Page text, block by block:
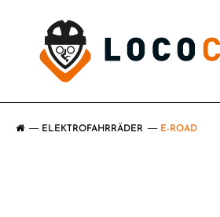
ELEKTROFAHRRÄDER E-ROAD